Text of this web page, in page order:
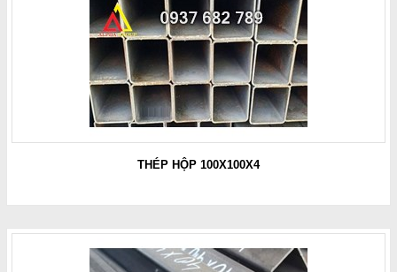
THÉP HỘP 100X100X4